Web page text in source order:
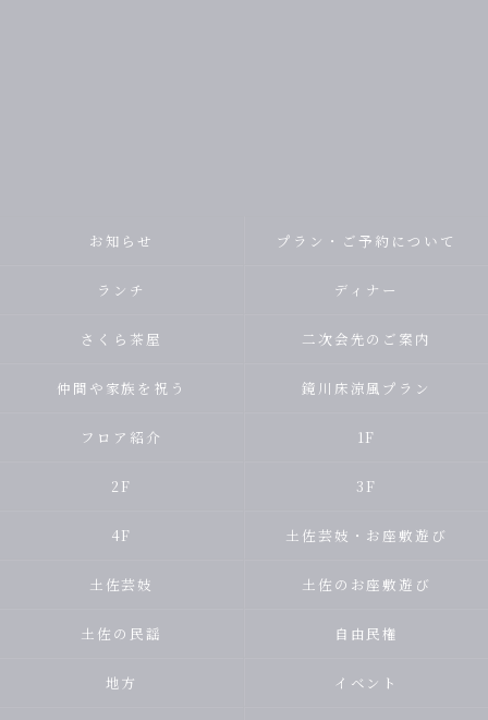
お知らせ プラン・ご予約について
ランチ ディナー
さくら茶屋 二次会先のご案内
仲間や家族を祝う 鏡川床涼風プラン
フロア紹介 1F
2F 3F
4F 土佐芸妓・お座敷遊び
土佐芸妓 土佐のお座敷遊び
土佐の民謡 自由民権
地方 イベント